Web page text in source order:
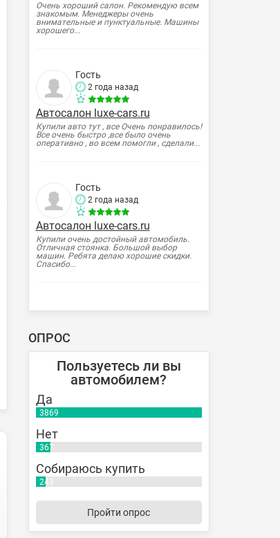
Очень хороший салон. Рекомендую всем
знакомым. Менеджеры очень
внимательные и пунктуальные. Машины
хорошего...
Гость
2 года назад
Автосалон luxe-cars.ru
Купили авто тут , все Очень понравилось!
Все очень быстро ,все было очень
оперативно , во всем помогли , сделали...
Гость
2 года назад
Автосалон luxe-cars.ru
Купили очень достойный автомобиль.
Отличная стоянка. Большой выбор
машин. Ребята делаю хорошие скидки.
Спасибо...
ОПРОС
Пользуетесь ли вы
автомобилем?
Да
3869
Нет
367
Собираюсь купить
243
Пройти опрос